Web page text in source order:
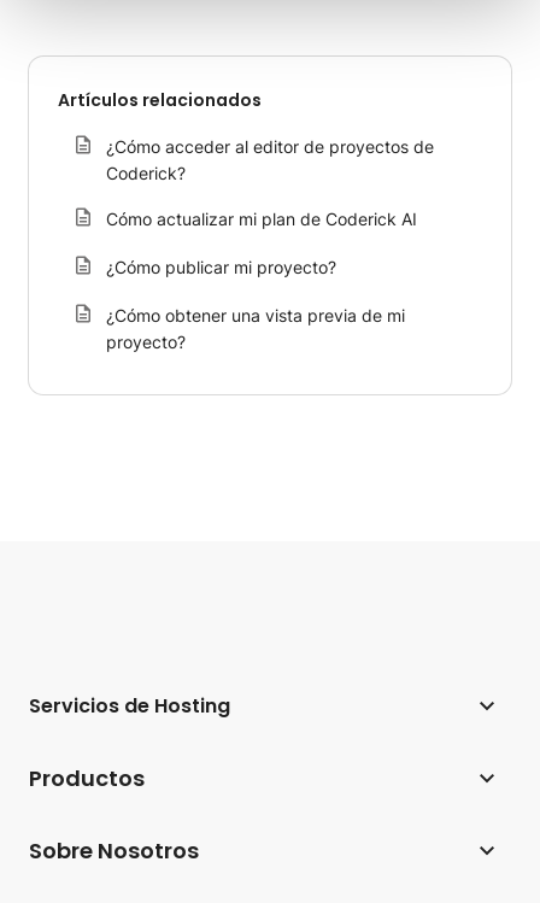
Artículos relacionados
¿Cómo acceder al editor de proyectos de
Coderick?
Cómo actualizar mi plan de Coderick AI
¿Cómo publicar mi proyecto?
¿Cómo obtener una vista previa de mi
proyecto?
Servicios de Hosting
Hosting para WooCommerce
Productos
Sobre Nosotros